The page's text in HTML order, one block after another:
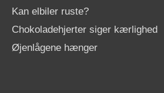
Kan elbiler ruste?
Chokoladehjerter siger kærlighed
Øjenlågene hænger